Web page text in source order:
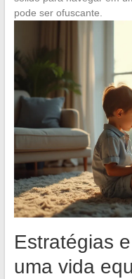
pode ser ofuscante.
Estratégias
uma vida